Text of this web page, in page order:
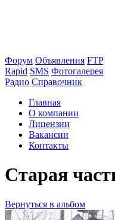
Форум Объявления FTP
Rapid SMS Фотогалерея
Радио Справочник
Главная
О компании
Лицензии
Вакансии
Контакты
Старая
Вернуться в альбом